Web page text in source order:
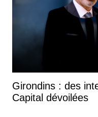
Girondins : des
Capital dévoilées